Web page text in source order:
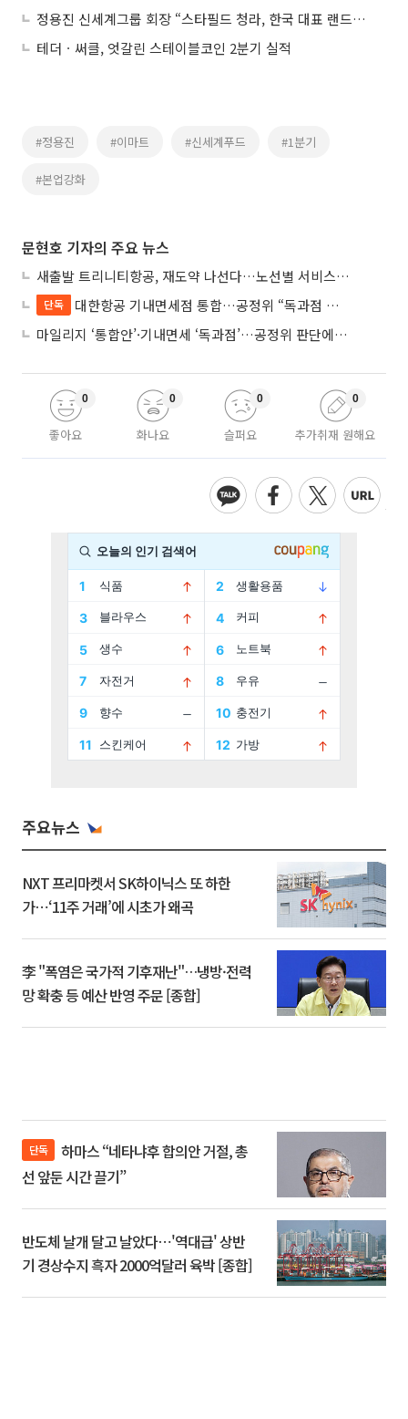
정용진 신세계그룹 회장 “스타필드 청라, 한국 대표 랜드마크 될 곳...자부심 가져달라”
테더ㆍ써클, 엇갈린 스테이블코인 2분기 실적
#정용진 #이마트 #신세계푸드 #1분기
#본업강화
문현호 기자의 주요 뉴스
새출발 트리니티항공, 재도약 나선다…노선별 서비스 차별화
단독
대한항공 기내면세점 통합…공정위 “독과점 여부 따진다”
마일리지 ‘통합안’·기내면세 ‘독과점’…공정위 판단에 쏠린 눈
좋아요
0
화나요
0
슬퍼요
0
추가취재 원해요
0
주요뉴스
NXT 프리마켓서 SK하이닉스 또 하한
가⋯‘11주 거래’에 시초가 왜곡
李 "폭염은 국가적 기후재난"…냉방·전력
망 확충 등 예산 반영 주문 [종합]
단독
선 앞둔 시간 끌기”
반도체 날개 달고 날았다⋯'역대급' 상반
기 경상수지 흑자 2000억달러 육박 [종합]